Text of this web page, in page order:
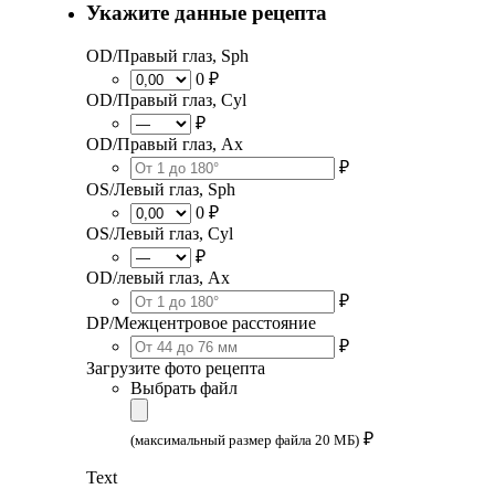
Укажите данные рецепта
OD/Правый глаз, Sph
0 ₽
OD/Правый глаз, Cyl
₽
OD/Правый глаз, Ax
₽
OS/Левый глаз, Sph
0 ₽
OS/Левый глаз, Cyl
₽
OD/левый глаз, Ax
₽
DP/Межцентровое расстояние
₽
Загрузите фото рецепта
Выбрать файл
(максимальный размер файла 20 МБ) ₽
Text